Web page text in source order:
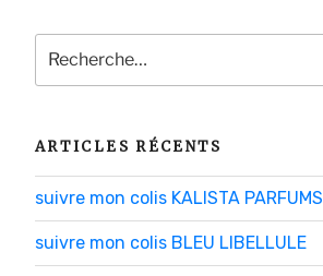
pour
:
ARTICLES RÉCENTS
suivre mon colis KALISTA PARFUMS
suivre mon colis BLEU LIBELLULE